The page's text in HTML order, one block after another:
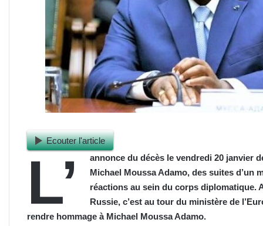
Ecouter l'article
L’
annonce du décès le vendredi 20 janvier
Michael Moussa Adamo, des suites d’un
réactions au sein du corps diplomatique.
Russie, c’est au tour du ministère de
rendre hommage à Michael Moussa Adamo.